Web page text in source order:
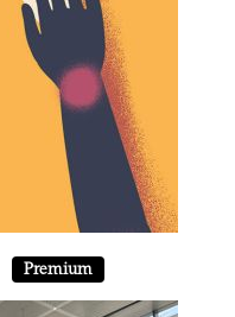
Premium